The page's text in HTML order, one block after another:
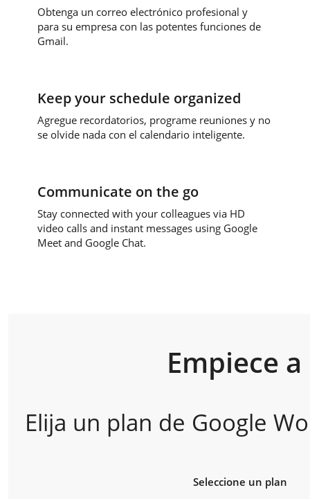
Obtenga un correo electrónico profesional y
para su empresa con las potentes funciones de
Gmail.
Keep your schedule organized
Agregue recordatorios, programe reuniones y no
se olvide nada con el calendario inteligente.
Communicate on the go
Stay connected with your colleagues via HD
video calls and instant messages using Google
Meet and Google Chat.
Empiece
Elija un plan de Google
Seleccione un plan